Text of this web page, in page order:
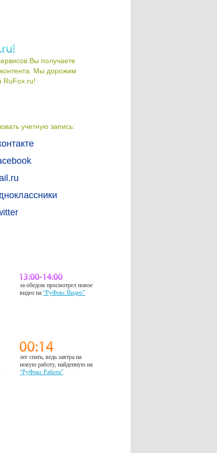
Вы получаете
Мы дорожим
RuFox.ru!
учетную запись:
за обедом просмотрел новое
видео на“РуФокс Видео”
лег спать, ведь завтра на
новую работу, найденную на
“РуФокс Работа”